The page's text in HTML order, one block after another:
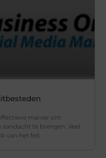
manier om
te brengen. Veel
van het feit